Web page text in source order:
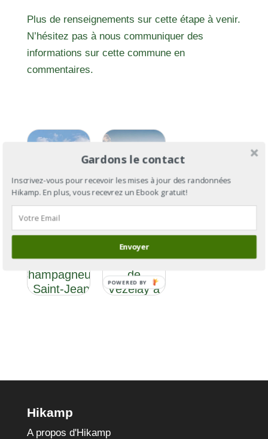
Plus de renseignements sur cette étape à venir.
N’hésitez pas à nous communiquer des
informations sur cette commune en
commentaires.
Le Chemin
Section 5 : de
Champagneux
à Saint-Jean-
Le
Chemin
d’Assise :
de
Vézelay à
Hikamp
A propos d'Hikamp
Gardons le contact
Inscrivez-vous pour recevoir les mises à jour des randonnées
Hikamp. En plus, vous recevrez un Ebook gratuit!
Envoyer
POWERED BY